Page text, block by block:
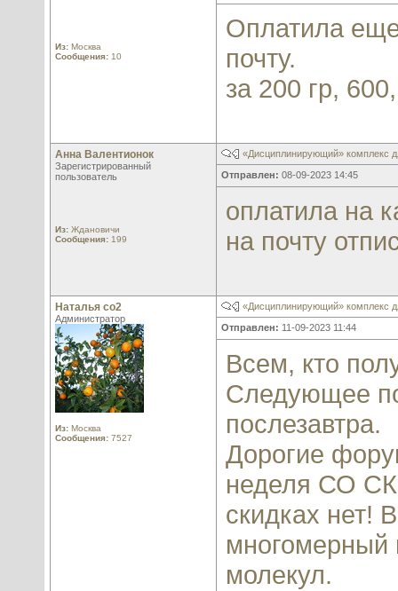
Из: Москва
Сообщения: 10
Оплатила
почту.
за 200 гр,
Анна Валентионок
Зарегистрированный
пользователь
Из: Ждановичи
Сообщения: 199
«Дисциплинирующий» комплекс
Отправлен: 08-09-2023 14:45
оплатила на
на почту
Наталья со2
Администратор
Из: Москва
Сообщения: 7527
«Дисциплинирующий» комплекс
Отправлен: 11-09-2023 11:44
Всем, кто
Следующее
послезавтра.
Дорогие
неделя СО
скидках нет!
многомерный
молекул.